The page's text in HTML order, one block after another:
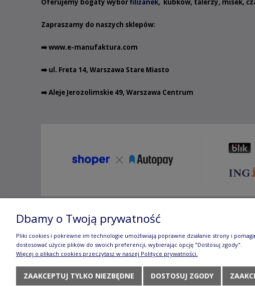
Oferujemy bogaty wybórfiliżanek, kubków, talerzy, misek,
Zapraszamy do naszych sklepów:
➡️www.e-manufaktura.com
➡️ ul. Freta 14, Warszawa Stare Miasto
➡️ Aleje Jerozolimskie 49, Warszawa Centrum
Copyright ©
Wszelkie prawa zastrzeżone. Fotografie oraz opisy
Te treści objęte są prawem autorskim, a
Dbamy o Twoją prywatność
Pliki cookies i pokrewne im technologie umożliwiają poprawne działanie strony i
dostosować użycie plików do swoich preferencji, wybierając opcję "Dostosuj zgody".
Więcej o plikach cookies przeczytasz w naszej Polityce prywatności.
ZAAKCEPTUJ TYLKO NIEZBĘDNE DOSTOSUJ ZGODY